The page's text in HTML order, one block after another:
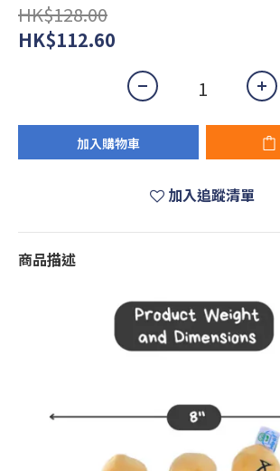
HK$128.00
HK$112.60
加入購物車
加入追蹤清單
商品描述